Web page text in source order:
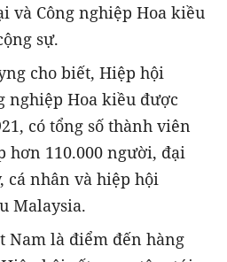
và Công nghiệp Hoa kiều
sự.
cho biết, Hiệp hội
nghiệp Hoa kiều được
có tổng số thành viên
110.000 người, đại
cá nhân và hiệp hội
Malaysia.
Nam là điểm đến hàng